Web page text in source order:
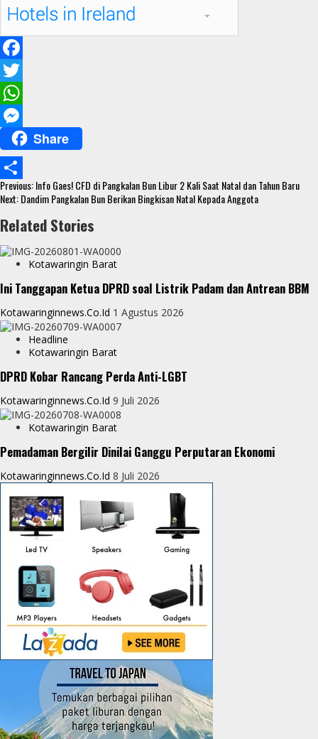
F
a
c
b
o
o
k
T
w
t
t
e
r
W
a
t
s
A
p
e
s
s
e
n
e
r
Share
S
a
r
e
Continue
Reading
Previous:Info Gaes! CFD di Pangkalan Bun Libur 2 Kali Saat Natal dan Tahun Baru
Next:Dandim Pangkalan Bun Berikan Bingkisan Natal Kepada Anggota
Related Stories
Kotawaringin Barat
Ini Tanggapan Ketua DPRD soal Listrik Padam dan Antrean BBM
Kotawaringinnews.co.id 1 Agustus 2026
Headline
Kotawaringin Barat
DPRD Kobar Rancang Perda Anti-LGBT
Kotawaringinnews.co.id 9 Juli 2026
Kotawaringin Barat
Pemadaman Bergilir Dinilai Ganggu Perputaran Ekonomi
Kotawaringinnews.co.id 8 Juli 2026